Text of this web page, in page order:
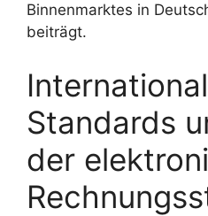
Binnenmarktes in
beiträgt.
Standards
der